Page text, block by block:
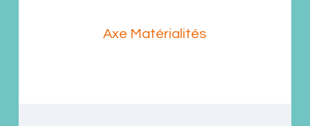
Axe Matérialités